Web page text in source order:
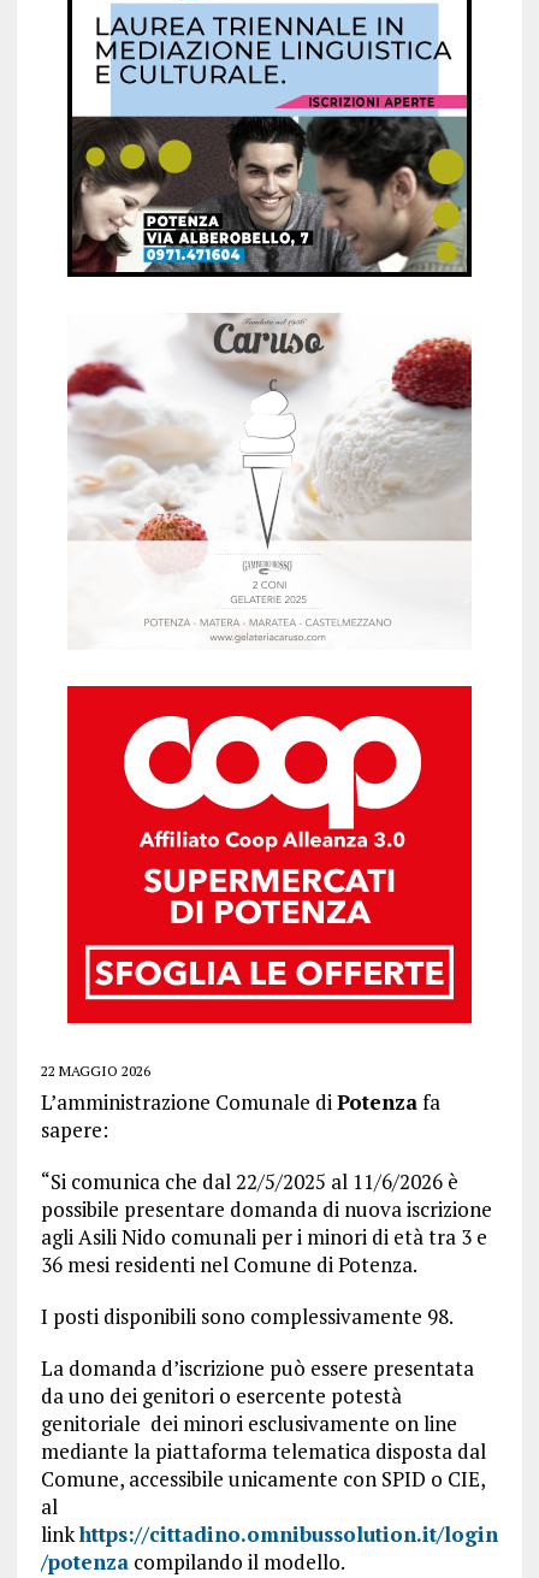
22 MAGGIO 2026
L’amministrazione Comunale diPotenzafa
sapere:
“Si comunica che dal 22/5/2025 al 11/6/2026 è
possibile presentare domanda di nuova iscrizione
agli Asili Nido comunali per i minori di età tra 3 e
36 mesi residenti nel Comune di Potenza.
I posti disponibili sono complessivamente 98.
La domanda d’iscrizione può essere presentata
da uno dei genitori o esercente potestà
genitoriale dei minori esclusivamente on line
mediante la piattaforma telematica disposta dal
Comune, accessibile unicamente con SPID o CIE,
al
linkhttps://cittadino.omnibussolution.it/login
/potenzacompilando il modello.